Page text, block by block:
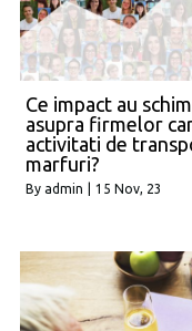
Ce impact au
asupra firmelor
activitati de
marfuri?
By admin 15 Nov, 23